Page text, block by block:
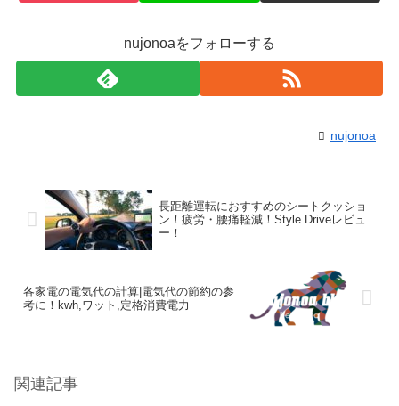
nujonoaをフォローする
nujonoa
長距離運転におすすめのシートクッショ
ン！疲労・腰痛軽減！Style Driveレビュ
ー！
各家電の電気代の計算|電気代の節約の参
考に！kwh,ワット,定格消費電力
関連記事